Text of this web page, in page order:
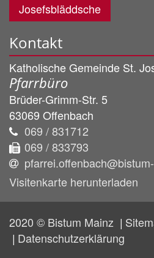
Josefsbläddsche
Kontakt
Katholische Gemeinde St.
Pfarrbüro
Brüder-Grimm-Str. 5
63069 Offenbach
069 / 831712
069 / 833793
Visitenkarte herunterladen
2020 © Bistum Mainz
Datenschutzerklärung